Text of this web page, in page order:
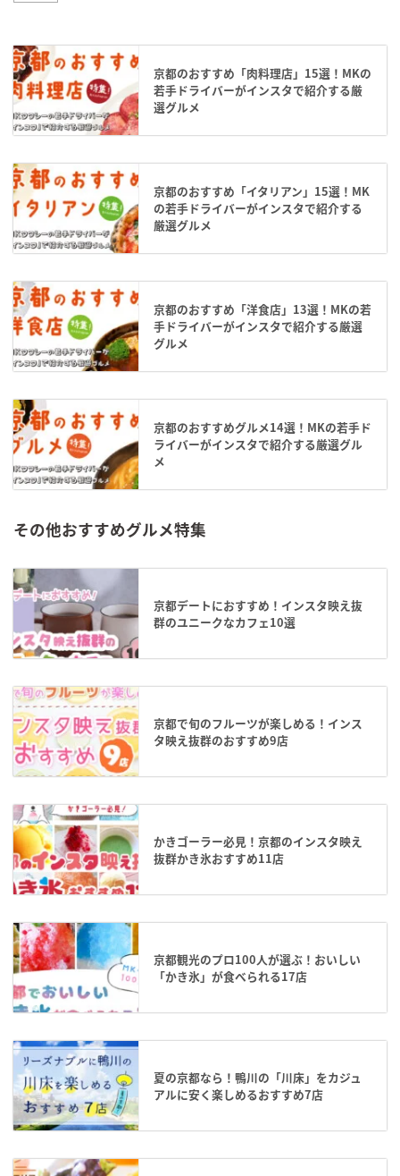
京都のおすすめ「肉料理店」15選！MKの
若手ドライバーがインスタで紹介する厳
選グルメ
京都のおすすめ「イタリアン」15選！MK
の若手ドライバーがインスタで紹介する
厳選グルメ
京都のおすすめ「洋食店」13選！MKの若
手ドライバーがインスタで紹介する厳選
グルメ
京都のおすすめグルメ14選！MKの若手ド
ライバーがインスタで紹介する厳選グル
メ
その他おすすめグルメ特集
京都デートにおすすめ！インスタ映え抜
群のユニークなカフェ10選
京都で旬のフルーツが楽しめる！インス
タ映え抜群のおすすめ9店
かきゴーラー必見！京都のインスタ映え
抜群かき氷おすすめ11店
京都観光のプロ100人が選ぶ！おいしい
「かき氷」が食べられる17店
夏の京都なら！鴨川の「川床」をカジュ
アルに安く楽しめるおすすめ7店